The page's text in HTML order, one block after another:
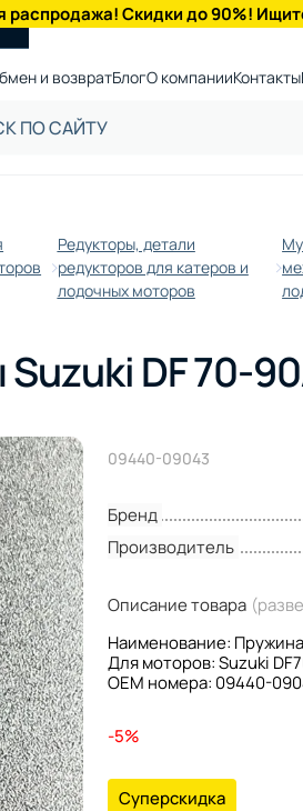
распродажа! Скидки до 90%!
и возвратБлогО компанииКонтакты
Редукторы, детали
редукторов для катеров и
лодочных моторов
DF 70-
09440-09043
Бренд
Производитель
Описание товара
Наименование:
Для моторов: Suzuki
OEM номера: 09440-
-5%
Суперскидка